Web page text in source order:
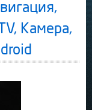
Камера,